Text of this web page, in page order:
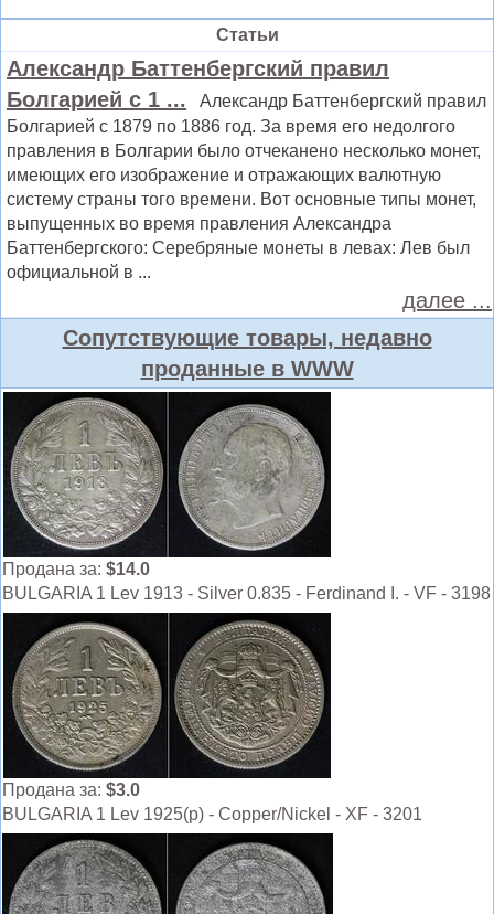
Статьи
Александр Баттенбергский правил
Болгарией с 1 ... Александр Баттенбергский правил
Болгарией с 1879 по 1886 год. За время его недолгого
правления в Болгарии было отчеканено несколько монет,
имеющих его изображение и отражающих валютную
систему страны того времени. Вот основные типы монет,
выпущенных во время правления Александра
Баттенбергского: Серебряные монеты в левах: Лев был
официальной в ...
далее ...
Сопутствующие товары, недавно
проданные в WWW
Продана за: $14.0
BULGARIA 1 Lev 1913 - Silver 0.835 - Ferdinand I. - VF - 3198
Продана за: $3.0
BULGARIA 1 Lev 1925(p) - Copper/Nickel - XF - 3201